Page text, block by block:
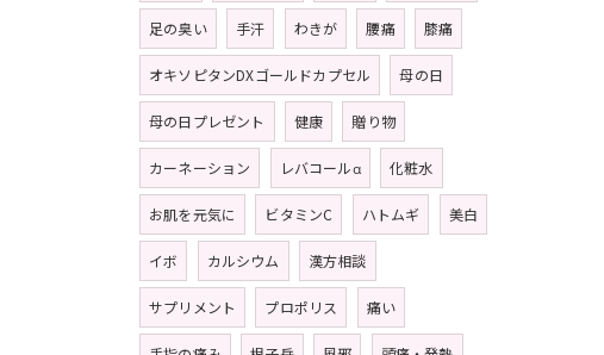
足の臭い 手汗 わきが 腰痛 膝痛
オキソピタンDXゴールドカプセル 母の日
母の日プレゼント 健康 贈り物
カーネーション レバコールα 化粧水
お肌を元気に ビタミンC ハトムギ 美白
イボ カルシウム 漢方相談
サプリメント プロポリス 痛い